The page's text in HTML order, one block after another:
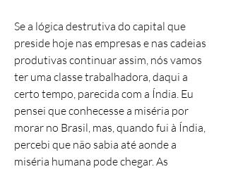
Se a lógica destrutiva do capital que
preside hoje nas empresas e nas cadeias
produtivas continuar assim, nós vamos
ter uma classe trabalhadora, daqui a
certo tempo, parecida com a Índia. Eu
pensei que conhecesse a miséria por
morar no Brasil, mas, quando fui à Índia,
percebi que não sabia até aonde a
miséria humana pode chegar. As